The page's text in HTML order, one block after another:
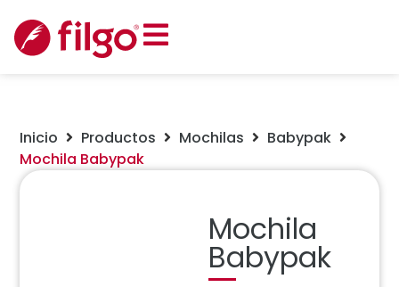
Inicio Productos Mochilas
Babypak
Mochila Babypak
Mochila
Babypak